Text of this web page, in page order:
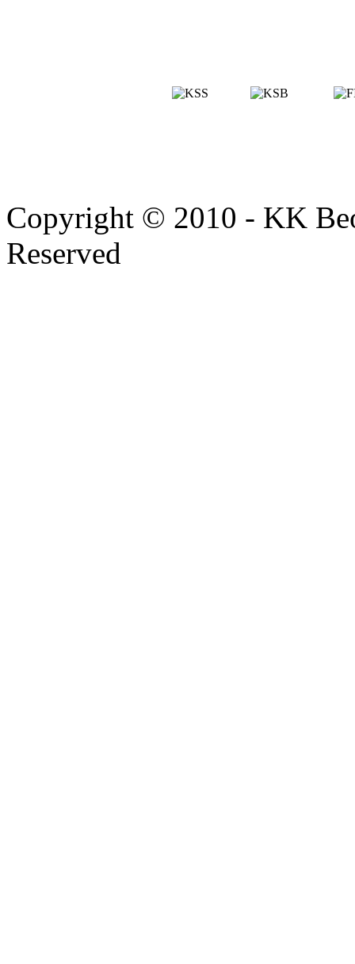
Copyright © 2010 - KK
Reserved